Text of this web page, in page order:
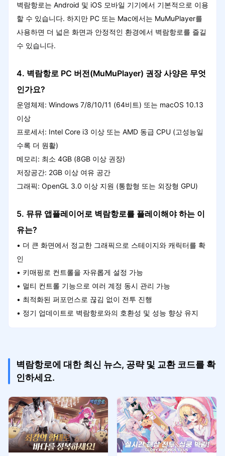
벽람항로는 Android 및 iOS 모바일 기기에서 기본적으로 이용
할 수 있습니다. 하지만 PC 또는 Mac에서는 MuMuPlayer를
사용하면 더 넓은 화면과 안정적인 환경에서 벽람항로를 즐길
수 있습니다.
4. 벽람항로 PC 버전(MuMuPlayer) 권장 사양은 무엇
인가요?
운영체제: Windows 7/8/10/11 (64비트) 또는 macOS 10.13
이상
프로세서: Intel Core i3 이상 또는 AMD 동급 CPU (고성능일
수록 더 원활)
메모리: 최소 4GB (8GB 이상 권장)
저장공간: 2GB 이상 여유 공간
그래픽: OpenGL 3.0 이상 지원 (통합형 또는 외장형 GPU)
5. 뮤뮤 앱플레이어로 벽람항로를 플레이해야 하는 이
유는?
• 더 큰 화면에서 정교한 그래픽으로 스테이지와 캐릭터를 확
인
• 키매핑로 컨트롤을 자유롭게 설정 가능
• 멀티 컨트롤 기능으로 여러 계정 동시 관리 가능
• 최적화된 퍼포먼스로 끊김 없이 전투 진행
• 정기 업데이트로 벽람항로와의 호환성 및 성능 향상 유지
벽람항로에 대한 최신 뉴스, 공략 및 교환 코드를 확
인하세요.